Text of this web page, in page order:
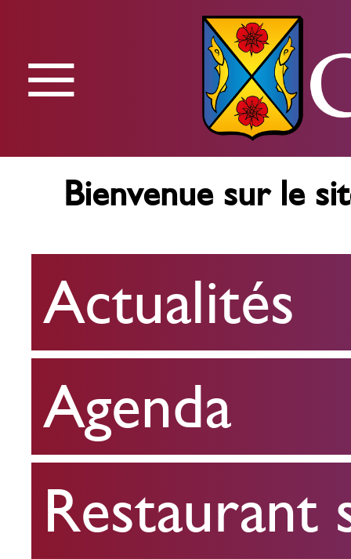
Menu
Actualités
Agenda
Restaurant
scolaire
Restaurant
≡
Bienvenue sur le
Actualités
Agenda
Restaurant